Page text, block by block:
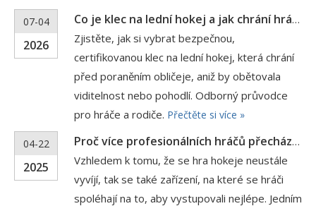
07-04
2026
Co je klec na lední hokej a jak chrání hráče?
Zjistěte, jak si vybrat bezpečnou,
certifikovanou klec na lední hokej, která chrání
před poraněním obličeje, aniž by obětovala
viditelnost nebo pohodlí. Odborný průvodce
pro hráče a rodiče. Přečtěte si více »
04-22
2025
Proč více profesionálních hráčů přecházejí na polykarbonátové hokejové nižší klece?
Vzhledem k tomu, že se hra hokeje neustále
vyvíjí, tak se také zařízení, na které se hráči
spoléhají na to, aby vystupovali nejlépe. Jedním